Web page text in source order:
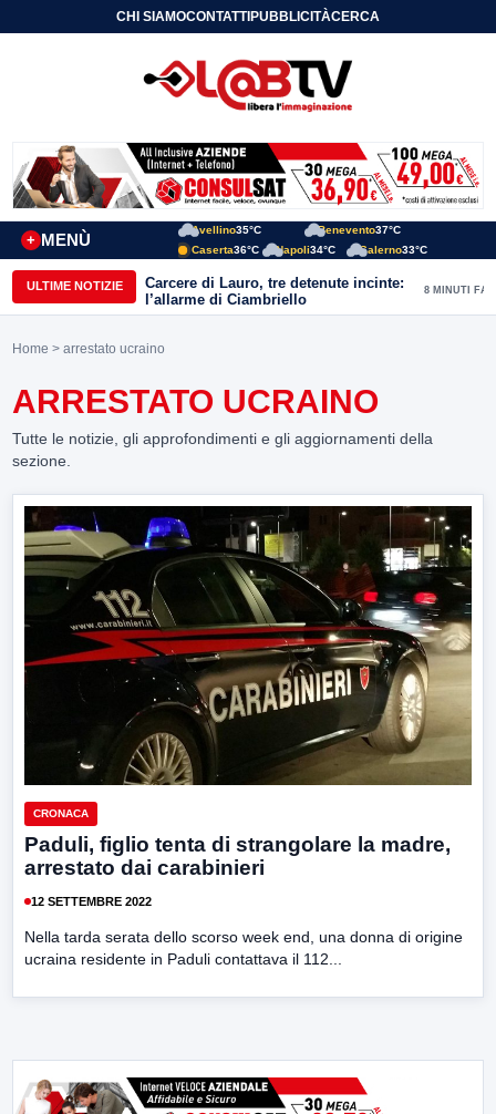
CHI SIAMOCONTATTIPUBBLICITÀCERCA
MENÙ
+
Avellino35°C Benevento37°C
Caserta36°C Napoli34°C Salerno33°C
ULTIME NOTIZIE
Carcere di Lauro, tre detenute incinte:
l’allarme di Ciambriello
8 MINUTI FA
Home > arrestato ucraino
ARRESTATO UCRAINO
Tutte le notizie, gli approfondimenti e gli aggiornamenti della
sezione.
CRONACA
Paduli, figlio tenta di strangolare la madre,
arrestato dai carabinieri
12 SETTEMBRE 2022
Nella tarda serata dello scorso week end, una donna di origine
ucraina residente in Paduli contattava il 112...